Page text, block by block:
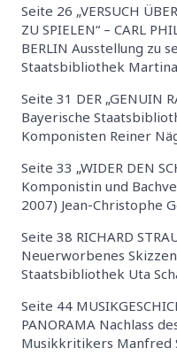
Seite 26 „VERSUCH
ZU SPIELEN“ – CARL
BERLIN Ausstellung zu
Staatsbibliothek
Seite 31 DER „GENUIN
Bayerische
Komponisten Reiner
Seite 33 „WIDER DEN
Komponistin und
2007) Jean-Christophe
Seite 38 RICHARD
Neuerworbenes
Staatsbibliothek Uta
Seite 44
PANORAMA Nachlass
Musikkritikers Manfred